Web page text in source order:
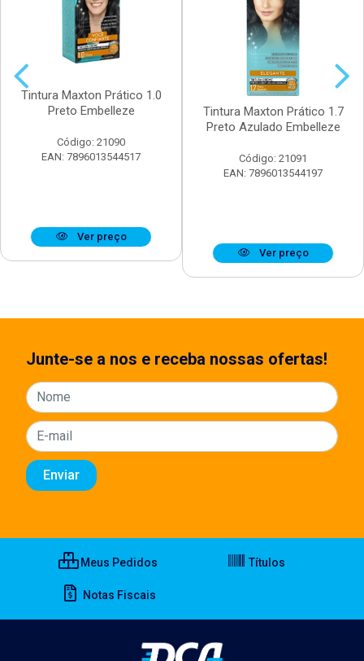
Tintura Maxton Prático 1.0
Preto Embelleze
Código: 21090
EAN: 7896013544517
Ver preço
Tintura Maxton Prático 1.7
Preto Azulado Embelleze
Código: 21091
EAN: 7896013544197
Ver preço
Junte-se a nos e receba nossas ofertas!
Meus Pedidos Títulos
Notas Fiscais